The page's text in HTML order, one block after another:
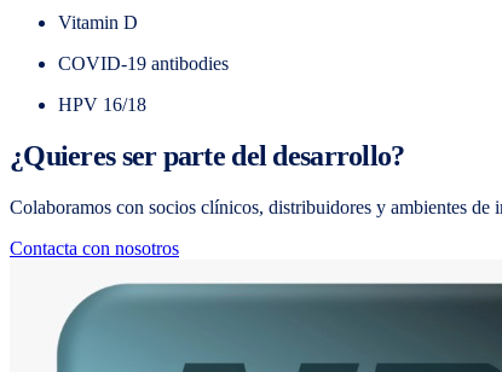
Vitamin D
COVID-19 antibodies
HPV 16/18
¿Quieres ser parte del desarrollo?
Colaboramos con socios clínicos, distribuidores y ambientes
Contacta con nosotros